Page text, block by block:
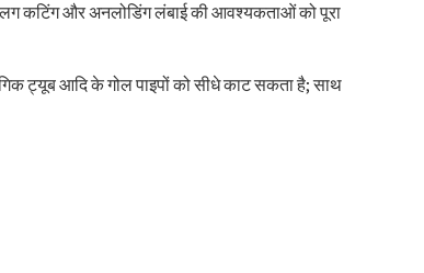
कटिंग और अनलोडिंग लंबाई की आवश्यकताओं को पूरा
ट्यूब आदि के गोल पाइपों को सीधे काट सकता है; साथ